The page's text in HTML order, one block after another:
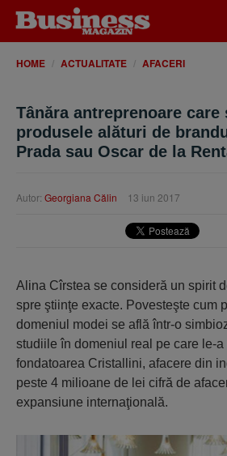
HOME ACTUALITATE AFACERI
Tânăra antreprenoare care
produsele alături de
Prada sau Oscar de la
Autor: Georgiana Călin 13 iun 2017
Alina Cîrstea se consideră un spirit
spre ştiinţe exacte. Povesteşte cum
domeniul modei se află într-o
studiile în domeniul real pe care le-a
fondatoarea Cristallini, afacere din
peste 4 milioane de lei cifră de
expansiune internaţională.